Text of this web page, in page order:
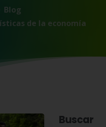
Blog
de la economía
Buscar